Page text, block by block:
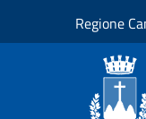
Regione